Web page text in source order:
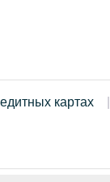
картах